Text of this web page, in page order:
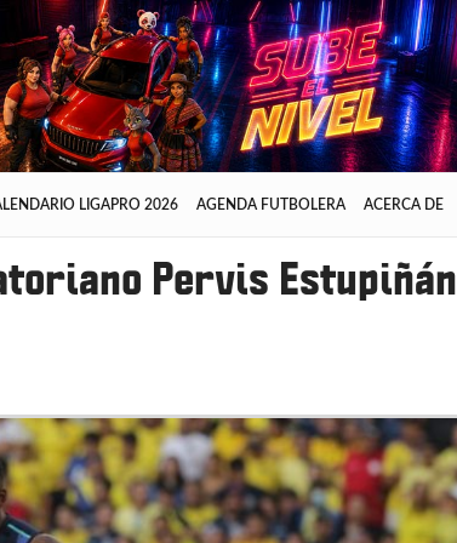
LIGAPRO 2026 AGENDA FUTBOLERA ACERCA DE
Pervis Estupiñán